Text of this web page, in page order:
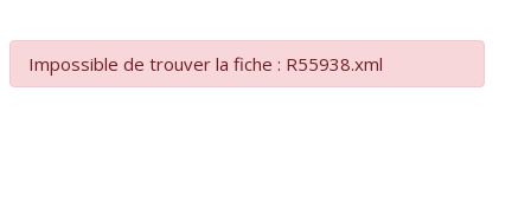
Impossible de trouver la fiche : R55938.xml